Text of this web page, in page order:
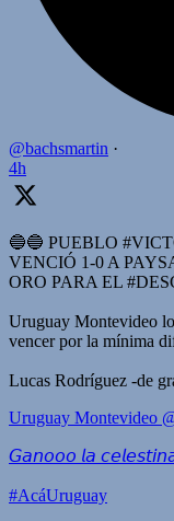
@bachsmartin ·
4h
🔵🔵 PUEBLO
VENCIÓ 1-0 A
ORO PARA EL
Uruguay Montevideo
vencer por la mínima
Lucas Rodríguez -de
Uruguay Montevideo
𝘎𝘢𝘯𝘰𝘰𝘰 𝘭𝘢
#AcáUruguay